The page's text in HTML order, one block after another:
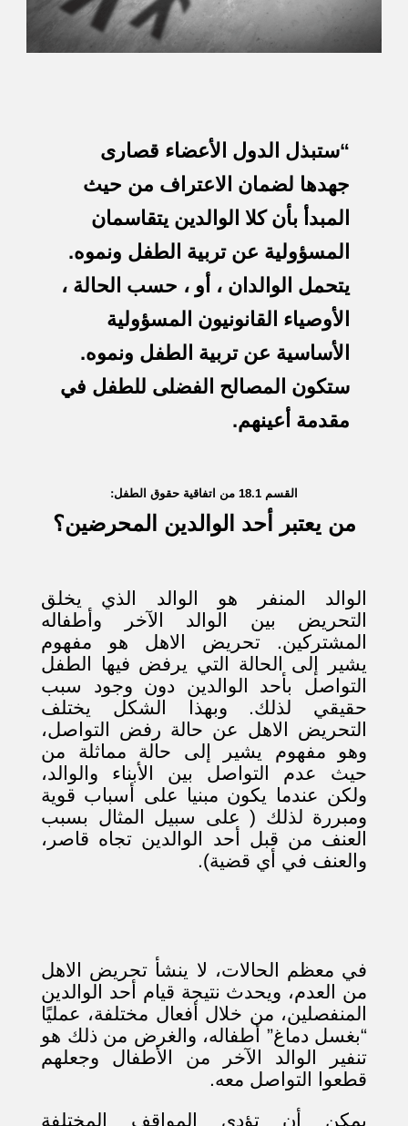
“ستبذل الدول الأعضاء قصارى
جهدها لضمان الاعتراف من حيث
المبدأ بأن كلا الوالدين يتقاسمان
المسؤولية عن تربية الطفل ونموه.
يتحمل الوالدان ، أو ، حسب الحالة ،
الأوصياء القانونيون المسؤولية
الأساسية عن تربية الطفل ونموه.
ستكون المصالح الفضلى للطفل في
مقدمة أعينهم.
القسم 18.1 من اتفاقية حقوق الطفل:
من يعتبر أحد الوالدين المحرضين؟
الوالد المنفر هو الوالد الذي يخلق
التحريض بين الوالد الآخر وأطفاله
المشتركين. تحريض الاهل هو مفهوم
يشير إلى الحالة التي يرفض فيها الطفل
التواصل بأحد الوالدين دون وجود سبب
حقيقي لذلك. وبهذا الشكل يختلف
التحريض الاهل عن حالة رفض التواصل،
وهو مفهوم يشير إلى حالة مماثلة من
حيث عدم التواصل بين الأبناء والوالد،
ولكن عندما يكون مبنيا على أسباب قوية
ومبررة لذلك ( على سبيل المثال بسبب
العنف من قبل أحد الوالدين تجاه قاصر،
والعنف في أي قضية).
في معظم الحالات، لا ينشأ تحريض الاهل
من العدم، ويحدث نتيجة قيام أحد الوالدين
المنفصلين، من خلال أفعال مختلفة، عمليًا
“بغسل دماغ” أطفاله، والغرض من ذلك هو
تنفير الوالد الآخر من الأطفال وجعلهم
قطعوا التواصل معه.
يمكن أن تؤدي المواقف المختلفة